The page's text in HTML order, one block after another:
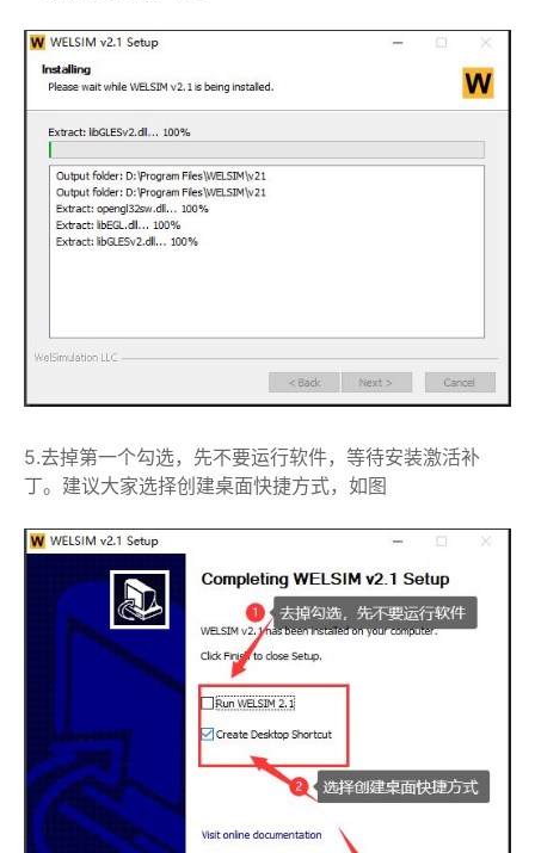
5.去掉第一个勾选，先不要运行软件，等待安装激活补
丁。建议大家选择创建桌面快捷方式，如图